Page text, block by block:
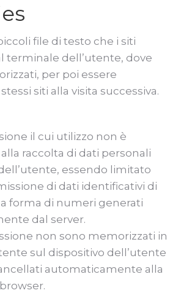
file di testo che i siti
terminale dell’utente, dove
per poi essere
siti alla visita successiva.
il cui utilizzo non è
raccolta di dati personali
essendo limitato
di dati identificativi di
forma di numeri generati
dal server.
non sono memorizzati in
sul dispositivo dell’utente
automaticamente alla